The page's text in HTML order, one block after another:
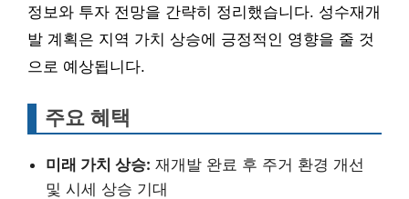
정보와 투자 전망을 간략히 정리했습니다. 성수재개
발 계획은 지역 가치 상승에 긍정적인 영향을 줄 것
으로 예상됩니다.
주요 혜택
미래 가치 상승: 재개발 완료 후 주거 환경 개선
및 시세 상승 기대